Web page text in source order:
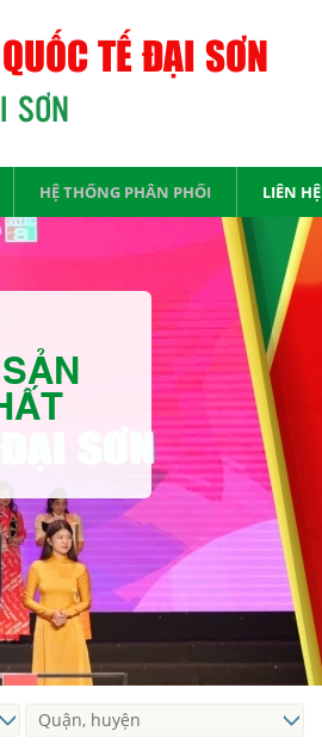
TẾ ĐẠI SƠN
SƠN
HỆ THỐNG PHÂN PHỐI LIÊN HỆ